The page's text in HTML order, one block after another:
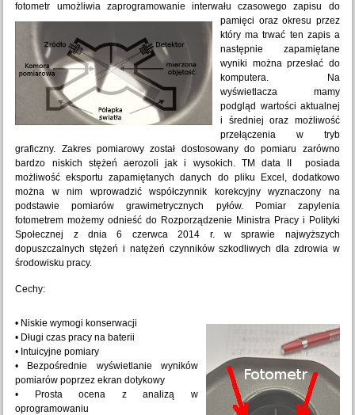
fotometr umożliwia zaprogramowanie interwału czasowego zapisu do
pamięci oraz okresu przez
który ma trwać ten zapis a
następnie zapamiętane
wyniki można przesłać do
komputera. Na
wyświetlacza mamy
podgląd wartości aktualnej
i średniej oraz możliwość
przełączenia w tryb
graficzny. Zakres pomiarowy został dostosowany do pomiaru zarówno
bardzo niskich stężeń aerozoli jak i wysokich. TM data II posiada
możliwość eksportu zapamiętanych danych do pliku Excel, dodatkowo
można w nim wprowadzić współczynnik korekcyjny wyznaczony na
podstawie pomiarów grawimetrycznych pyłów. Pomiar zapylenia
fotometrem możemy odnieść do Rozporządzenie Ministra Pracy i Polityki
Społecznej z dnia 6 czerwca 2014 r. w sprawie najwyższych
dopuszczalnych stężeń i natężeń czynników szkodliwych dla zdrowia w
środowisku pracy.
Cechy:
• Niskie wymogi konserwacji
• Długi czas pracy na baterii
• Intuicyjne pomiary
• Bezpośrednie wyświetlanie wyników
pomiarów poprzez ekran dotykowy
• Prosta ocena z analizą w
oprogramowaniu